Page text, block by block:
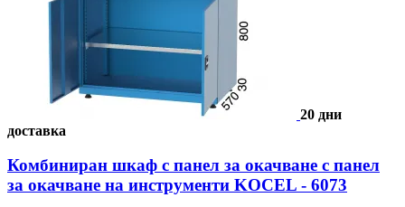
20 дни
доставка
Комбиниран шкаф с панел за окачване с панел
за окачване на инструменти KOCEL - 6073